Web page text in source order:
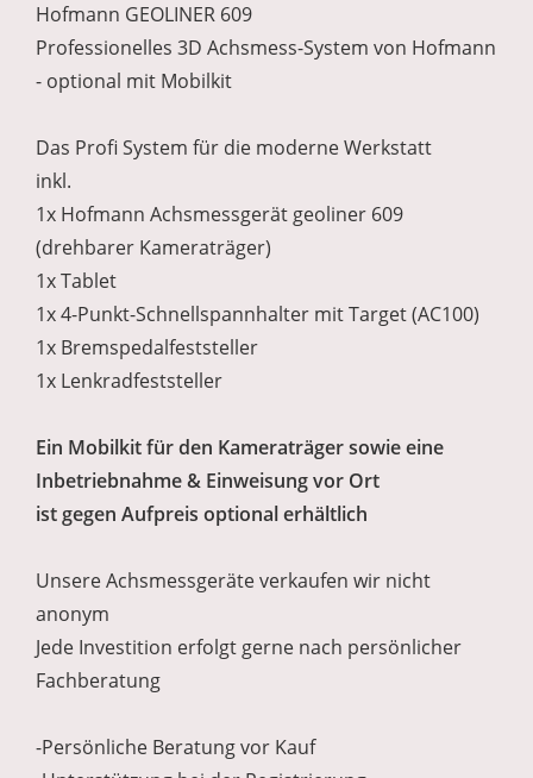
Hofmann GEOLINER 609
Professionelles 3D Achsmess-System von Hofmann
- optional mit Mobilkit
Das Profi System für die moderne Werkstatt
inkl.
1x Hofmann Achsmessgerät geoliner 609
(drehbarer Kameraträger)
1x Tablet
1x 4-Punkt-Schnellspannhalter mit Target (AC100)
1x Bremspedalfeststeller
1x Lenkradfeststeller
Ein Mobilkit für den Kameraträger sowie eine
Inbetriebnahme & Einweisung vor Ort
ist gegen Aufpreis optional erhältlich
Unsere Achsmessgeräte verkaufen wir nicht
anonym
Jede Investition erfolgt gerne nach persönlicher
Fachberatung
-Persönliche Beratung vor Kauf